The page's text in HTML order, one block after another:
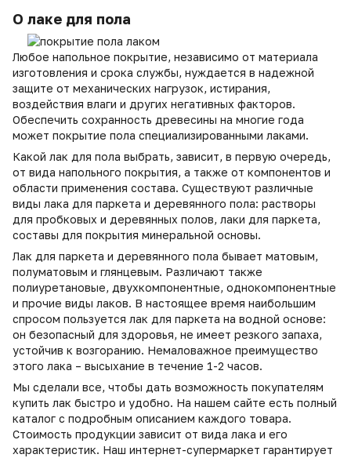
О лаке для пола
Любое напольное покрытие, независимо от материала
изготовления и срока службы, нуждается в надежной
защите от механических нагрузок, истирания,
воздействия влаги и других негативных факторов.
Обеспечить сохранность древесины на многие года
может покрытие пола специализированными лаками.
Какой лак для пола выбрать, зависит, в первую очередь,
от вида напольного покрытия, а также от компонентов и
области применения состава. Существуют различные
виды лака для паркета и деревянного пола: растворы
для пробковых и деревянных полов, лаки для паркета,
составы для покрытия минеральной основы.
Лак для паркета и деревянного пола бывает матовым,
полуматовым и глянцевым. Различают также
полиуретановые, двухкомпонентные, однокомпонентные
и прочие виды лаков. В настоящее время наибольшим
спросом пользуется лак для паркета на водной основе:
он безопасный для здоровья, не имеет резкого запаха,
устойчив к возгоранию. Немаловажное преимущество
этого лака – высыхание в течение 1-2 часов.
Мы сделали все, чтобы дать возможность покупателям
купить лак быстро и удобно. На нашем сайте есть полный
каталог с подробным описанием каждого товара.
Стоимость продукции зависит от вида лака и его
характеристик. Наш интернет-супермаркет гарантирует